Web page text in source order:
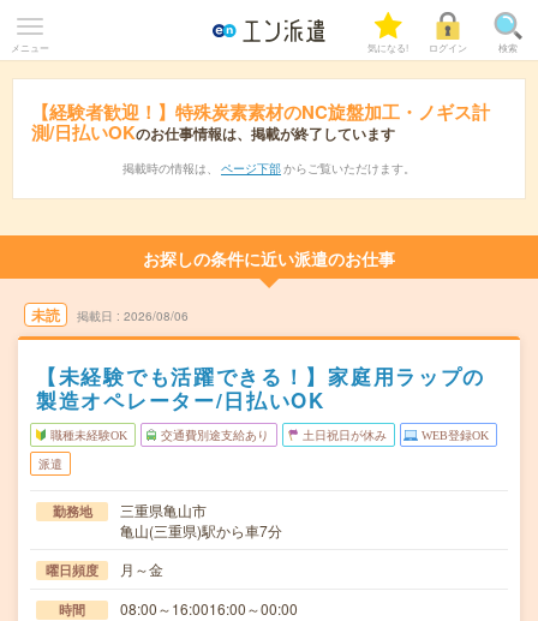
メニュー 気になる! ログイン 検索
【経験者歓迎！】特殊炭素素材のNC旋盤加工・ノギス計
測/日払いOKのお仕事情報は、掲載が終了しています
掲載時の情報は、 ページ下部 からご覧いただけます。
お探しの条件に近い派遣のお仕事
未読 掲載日 2026/08/06
【未経験でも活躍できる！】家庭用ラップの
製造オペレーター/日払いOK
職種未経験OK 交通費別途支給あり 土日祝日が休み WEB登録OK
派遣
勤務地
三重県亀山市
亀山(三重県)駅から車7分
曜日頻度 月～金
時間 08:00～16:0016:00～00:00